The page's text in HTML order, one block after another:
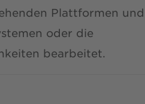
Plattformen und
oder die
bearbeitet.